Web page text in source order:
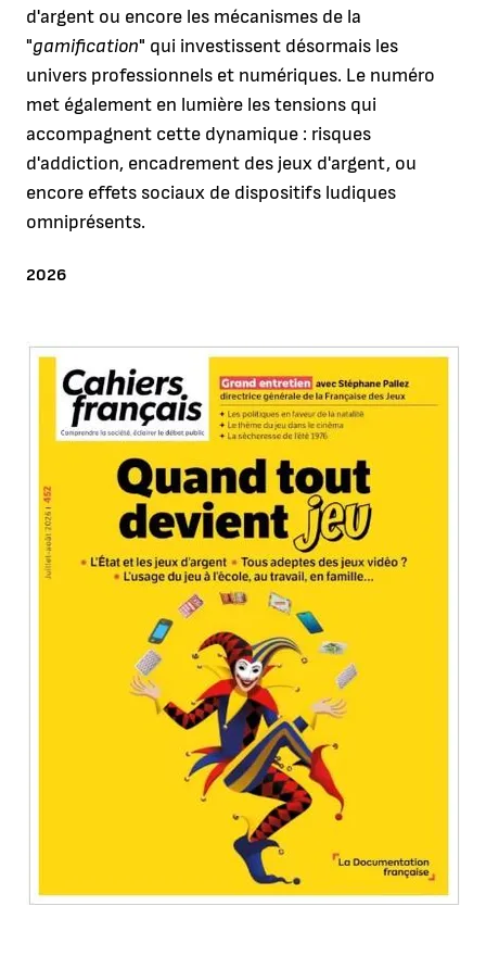
d'argent ou encore les mécanismes de la
"gamification" qui investissent désormais les
univers professionnels et numériques. Le numéro
met également en lumière les tensions qui
accompagnent cette dynamique : risques
d'addiction, encadrement des jeux d'argent, ou
encore effets sociaux de dispositifs ludiques
omniprésents.
ANNÉE
2026
Agrandir